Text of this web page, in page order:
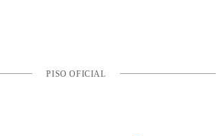
PISO OFICIAL